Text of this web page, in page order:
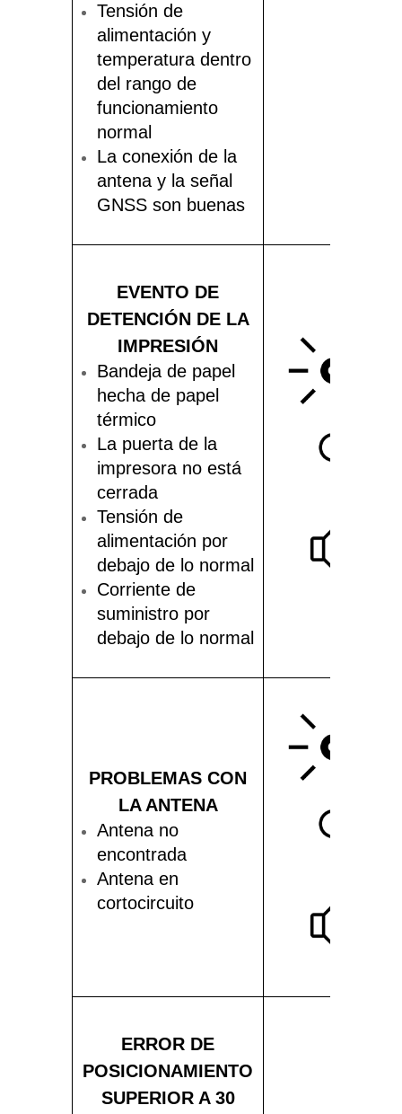
Tensión de
alimentación y
temperatura dentro
del rango de
funcionamiento
normal
La conexión de la
antena y la señal
GNSS son buenas
EVENTO DE
DETENCIÓN DE LA
IMPRESIÓN
Bandeja de papel
hecha de papel
térmico
La puerta de la
impresora no está
cerrada
Tensión de
alimentación por
debajo de lo normal
Corriente de
suministro por
debajo de lo normal
PROBLEMAS CON
LA ANTENA
Antena no
encontrada
Antena en
cortocircuito
ERROR DE
POSICIONAMIENTO
SUPERIOR A 30